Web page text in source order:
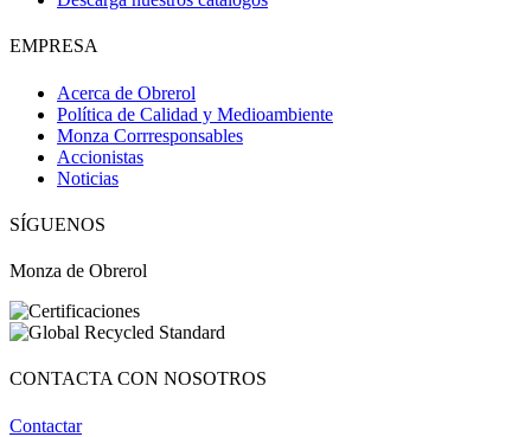
EMPRESA
Acerca de Obrerol
Política de Calidad y Medioambiente
Monza Corrresponsables
Accionistas
Noticias
SÍGUENOS
Monza de Obrerol
CONTACTA CON NOSOTROS
Contactar
Obri